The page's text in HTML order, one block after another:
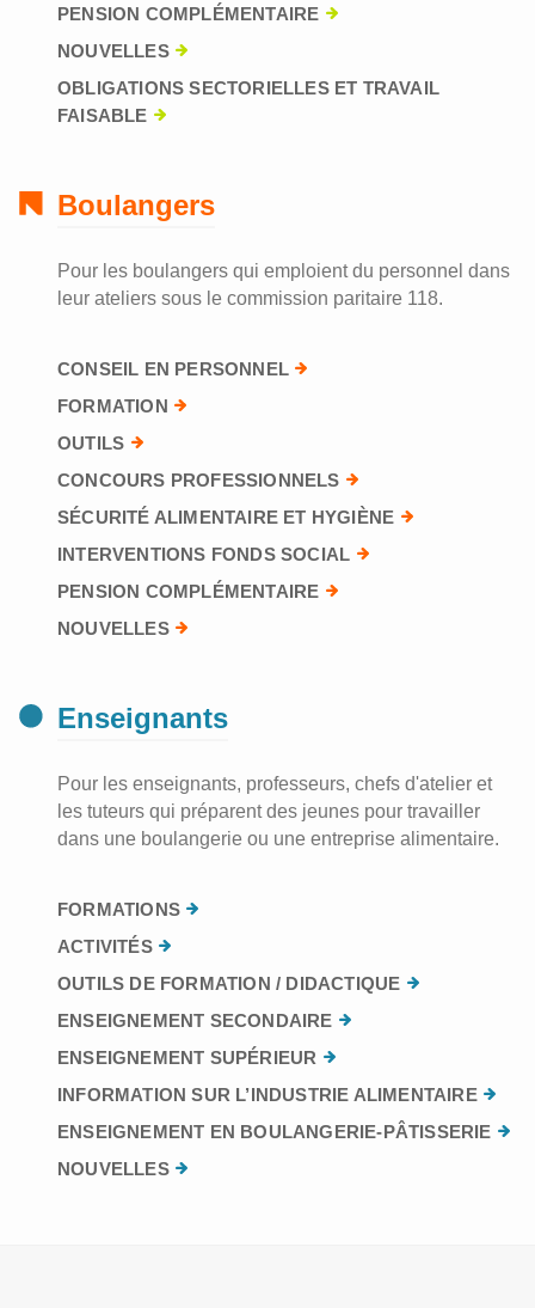
PENSION COMPLÉMENTAIRE
NOUVELLES
OBLIGATIONS SECTORIELLES ET TRAVAIL
FAISABLE
Boulangers
Pour les boulangers qui emploient du personnel dans
leur ateliers sous le commission paritaire 118.
CONSEIL EN PERSONNEL
FORMATION
OUTILS
CONCOURS PROFESSIONNELS
SÉCURITÉ ALIMENTAIRE ET HYGIÈNE
INTERVENTIONS FONDS SOCIAL
PENSION COMPLÉMENTAIRE
NOUVELLES
Enseignants
Pour les enseignants, professeurs, chefs d'atelier et
les tuteurs qui préparent des jeunes pour travailler
dans une boulangerie ou une entreprise alimentaire.
FORMATIONS
ACTIVITÉS
OUTILS DE FORMATION / DIDACTIQUE
ENSEIGNEMENT SECONDAIRE
ENSEIGNEMENT SUPÉRIEUR
INFORMATION SUR L’INDUSTRIE ALIMENTAIRE
ENSEIGNEMENT EN BOULANGERIE-PÂTISSERIE
NOUVELLES